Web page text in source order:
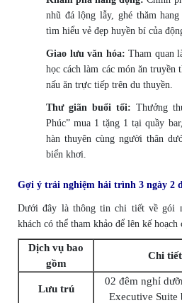
nhũ đá lộng lẫy, ghé thăm
tìm hiểu vẻ đẹp huyền bí của
Giao lưu văn hóa: Tham quan
học cách làm các món ăn
nấu ăn trực tiếp trên du thuyền.
Thư giãn buổi tối: Thưởng
Phúc” mua 1 tặng 1 tại quầy
hàn thuyên cùng người thân
biển khơi.
Gợi ý trải nghiệm hải trình 3 ngày 2
Dưới đây là thông tin chi tiết về gói
khách có thể tham khảo để lên kế hoạch
Dịch vụ bao
gồm
Chi
Lưu trú
02 đêm nghỉ
Executive Suite